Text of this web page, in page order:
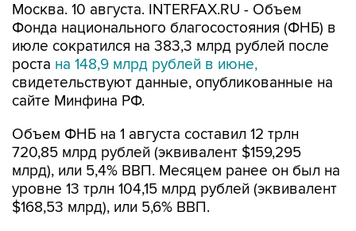
Москва. 10 августа. INTERFAX.RU - Объем
Фонда национального благосостояния (ФНБ) в
июле сократился на 383,3 млрд рублей после
роста на 148,9 млрд рублей в июне,
свидетельствуют данные, опубликованные на
сайте Минфина РФ.
Объем ФНБ на 1 августа составил 12 трлн
720,85 млрд рублей (эквивалент $159,295
млрд), или 5,4% ВВП. Месяцем ранее он был на
уровне 13 трлн 104,15 млрд рублей (эквивалент
$168,53 млрд), или 5,6% ВВП.